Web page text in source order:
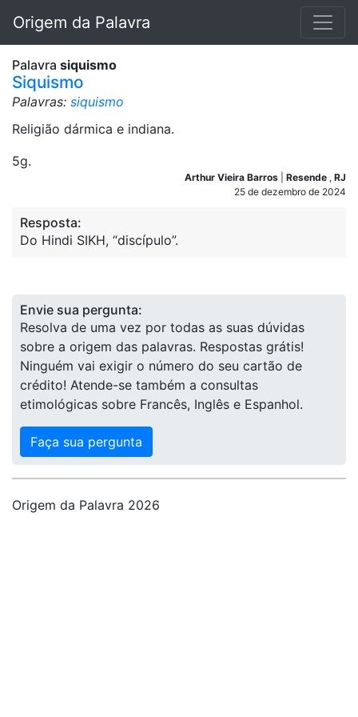
Origem da Palavra
Palavra siquismo
Siquismo
Palavras: siquismo
Religião dármica e indiana.
5g.
Arthur Vieira Barros Resende , RJ
25 de dezembro de 2024
Resposta:
Do Hindi SIKH, “discípulo”.
Envie sua pergunta:
Resolva de uma vez por todas as suas dúvidas
sobre a origem das palavras. Respostas grátis!
Ninguém vai exigir o número do seu cartão de
crédito! Atende-se também a consultas
etimológicas sobre Francês, Inglês e Espanhol.
Faça sua pergunta
Origem da Palavra 2026